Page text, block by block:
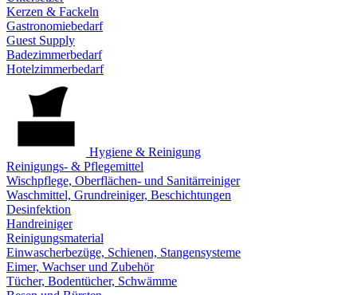
Kerzen & Fackeln
Gastronomiebedarf
Guest Supply
Badezimmerbedarf
Hotelzimmerbedarf
Hygiene & Reinigung
Reinigungs- & Pflegemittel
Wischpflege, Oberflächen- und Sanitärreiniger
Waschmittel, Grundreiniger, Beschichtungen
Desinfektion
Handreiniger
Reinigungsmaterial
Einwascherbezüge, Schienen, Stangensysteme
Eimer, Wachser und Zubehör
Tücher, Bodentücher, Schwämme